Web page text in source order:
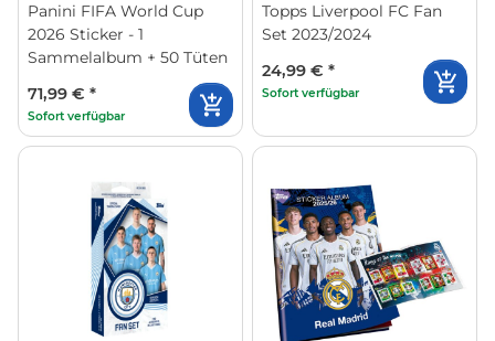
Panini FIFA World Cup
2026 Sticker - 1
Sammelalbum + 50 Tüten
71,99 € *
Sofort verfügbar
Topps Liverpool FC Fan
Set 2023/2024
24,99 € *
Sofort verfügbar